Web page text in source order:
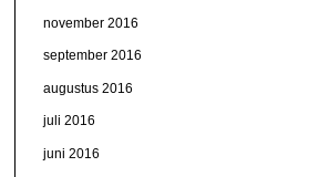
november 2016
september 2016
augustus 2016
juli 2016
juni 2016